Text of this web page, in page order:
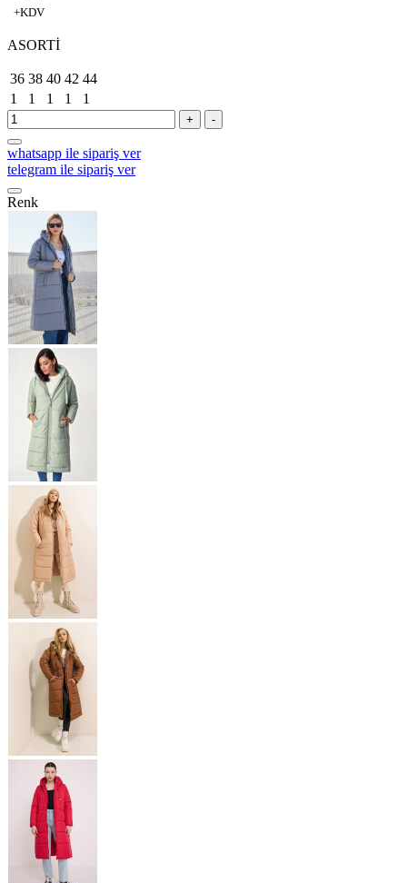
+KDV
ASORTİ
36 38 40 42 44
1
1 1 1 1
+ -
whatsapp ile sipariş ver
telegram ile sipariş ver
Renk